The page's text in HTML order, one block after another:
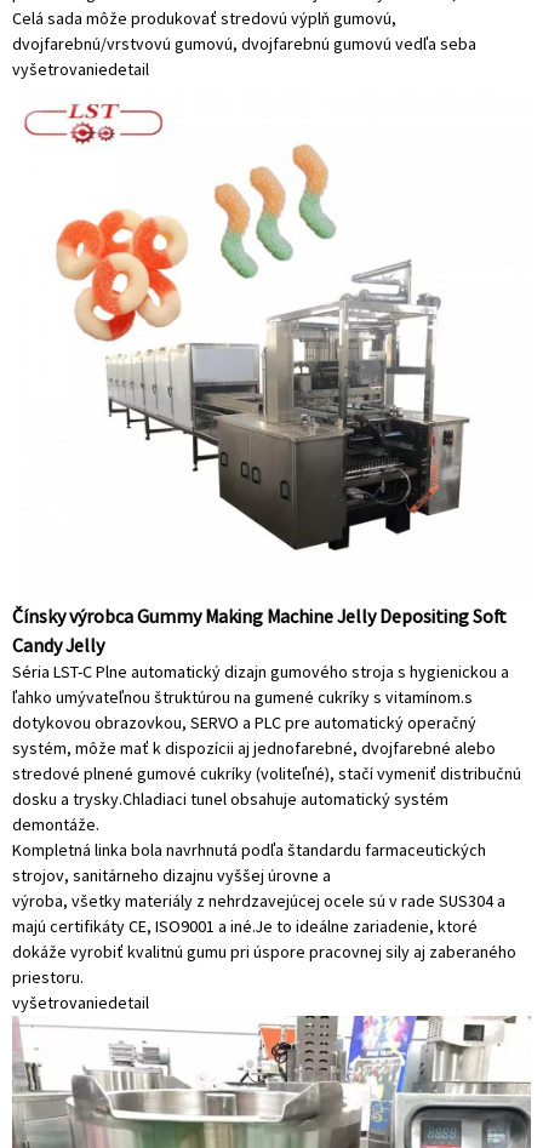
Celá sada môže produkovať stredovú výplň gumovú,
dvojfarebnú/vrstvovú gumovú, dvojfarebnú gumovú vedľa seba
vyšetrovaniedetail
Čínsky výrobca Gummy Making Machine Jelly Depositing Soft
Candy Jelly
Séria LST-C Plne automatický dizajn gumového stroja s hygienickou a
ľahko umývateľnou štruktúrou na gumené cukríky s vitamínom.s
dotykovou obrazovkou, SERVO a PLC pre automatický operačný
systém, môže mať k dispozícii aj jednofarebné, dvojfarebné alebo
stredové plnené gumové cukríky (voliteľné), stačí vymeniť distribučnú
dosku a trysky.Chladiaci tunel obsahuje automatický systém
demontáže.
Kompletná linka bola navrhnutá podľa štandardu farmaceutických
strojov, sanitárneho dizajnu vyššej úrovne a
výroba, všetky materiály z nehrdzavejúcej ocele sú v rade SUS304 a
majú certifikáty CE, ISO9001 a iné.Je to ideálne zariadenie, ktoré
dokáže vyrobiť kvalitnú gumu pri úspore pracovnej sily aj zaberaného
priestoru.
vyšetrovaniedetail